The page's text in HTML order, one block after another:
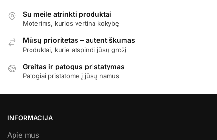
Su meile atrinkti produktai
Moterims, kurios vertina kokybę
Mūsų prioritetas – autentiškumas
Produktai, kurie atspindi jūsų grožį
Greitas ir patogus pristatymas
Patogiai pristatome į jūsų namus
INFORMACIJA
Apie mus